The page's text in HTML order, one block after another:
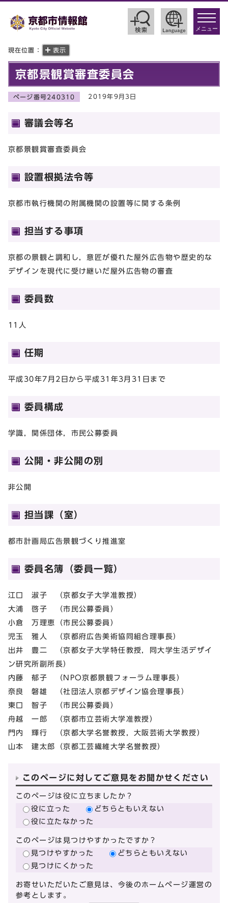
toggle
メニュー
現在位置： 表示
京都景観賞審査委員会
ページ番号240310 2019年9月3日
審議会等名
京都景観賞審査委員会
設置根拠法令等
京都市執行機関の附属機関の設置等に関する条例
担当する事項
京都の景観と調和し，意匠が優れた屋外広告物や歴史的な
デザインを現代に受け継いだ屋外広告物の審査
委員数
11人
任期
平成30年7月2日から平成31年3月31日まで
委員構成
学識，関係団体，市民公募委員
公開・非公開の別
非公開
担当課（室）
都市計画局広告景観づくり推進室
委員名簿（委員一覧）
江口 淑子 （京都女子大学准教授）
大浦 啓子 （市民公募委員）
小倉 万理恵（市民公募委員）
児玉 雅人 （京都府広告美術協同組合理事長）
出井 豊二 （京都女子大学特任教授，同大学生活デザイ
ン研究所副所長）
内藤 郁子 （NPO京都景観フォーラム理事長）
奈良 磐雄 （社団法人京都デザイン協会理事長）
東口 智子 （市民公募委員）
舟越 一郎 （京都市立芸術大学准教授）
門内 輝行 （京都大学名誉教授，大阪芸術大学教授）
山本 建太郎（京都工芸繊維大学名誉教授）
このページに対してご意見をお聞かせください
このページは役に立ちましたか？
役に立った
どちらともいえない
役に立たなかった
このページは見つけやすかったですか？
見つけやすかった
どちらともいえない
見つけにくかった
お寄せいただいたご意見は、今後のホームページ運営の
参考とします。